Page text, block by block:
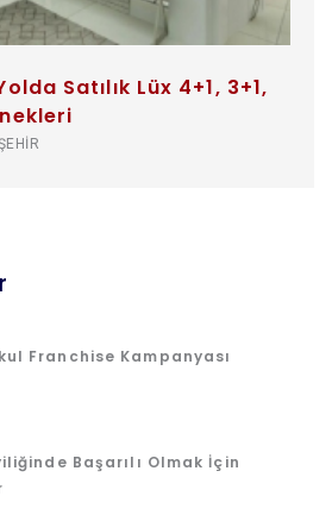
Satılık Lüx 4+1, 3+1,
Franchise Kampanyası
Başarılı Olmak İçin